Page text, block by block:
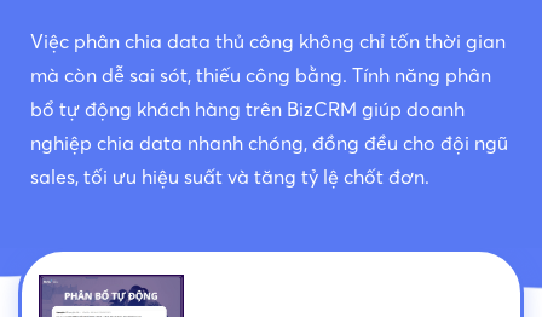
Việc phân chia data thủ công không chỉ tốn thời gian
mà còn dễ sai sót, thiếu công bằng. Tính năng phân
bổ tự động khách hàng trên BizCRM giúp doanh
nghiệp chia data nhanh chóng, đồng đều cho đội ngũ
sales, tối ưu hiệu suất và tăng tỷ lệ chốt đơn.